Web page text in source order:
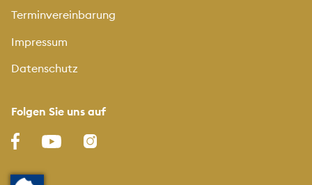
Terminvereinbarung
Impressum
Datenschutz
Folgen Sie uns auf